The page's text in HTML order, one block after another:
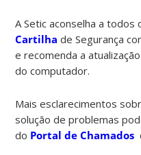
A Setic aconselha a todos
Cartilhade Segurança
e recomenda a
do computador.
Mais esclarecimentos
solução de problemas
do Portal de Chamados